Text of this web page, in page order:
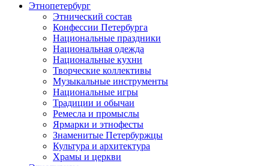
Этнопетербург
Этнический состав
Конфессии Петербурга
Национальные праздники
Национальная одежда
Национальные кухни
Творческие коллективы
Музыкальные инструменты
Национальные игры
Традиции и обычаи
Ремесла и промыслы
Ярмарки и этнофесты
Знаменитые Петербуржцы
Культура и архитектура
Храмы и церкви